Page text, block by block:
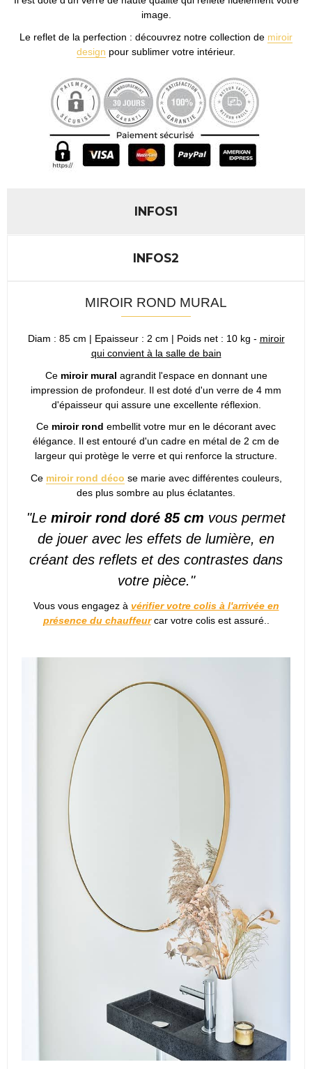
image.
Le reflet de la perfection : découvrez notre collection de miroir
design pour sublimer votre intérieur.
INFOS1
INFOS2
MIROIR ROND MURAL
Diam : 85 cm | Epaisseur : 2 cm | Poids net : 10 kg - miroir
qui convient à la salle de bain
Ce miroir mural agrandit l'espace en donnant une
impression de profondeur. Il est doté d'un verre de 4 mm
d'épaisseur qui assure une excellente réflexion.
Ce miroir rond embellit votre mur en le décorant avec
élégance. Il est entouré d'un cadre en métal de 2 cm de
largeur qui protège le verre et qui renforce la structure.
Ce miroir rond déco se marie avec différentes couleurs,
des plus sombre au plus éclatantes.
"Le miroir rond doré 85 cm vous permet
de jouer avec les effets de lumière, en
créant des reflets et des contrastes dans
votre pièce."
Vous vous engagez à vérifier votre colis à l'arrivée en
présence du chauffeurcar votre colis est assuré..